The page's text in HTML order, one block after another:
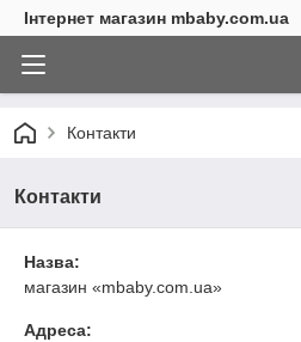
Інтернет магазин mbaby.com.ua
Контакти
Контакти
Назва:
магазин «mbaby.com.ua»
Адреса: